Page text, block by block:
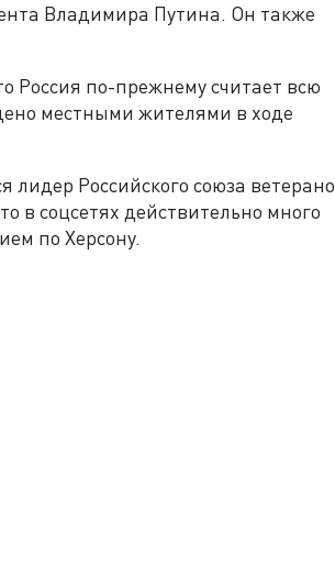
Владимира Путина. Он также
Россия по-прежнему считает всю
местными жителями в ходе
лидер Российского союза
в соцсетях действительно много
по Херсону.